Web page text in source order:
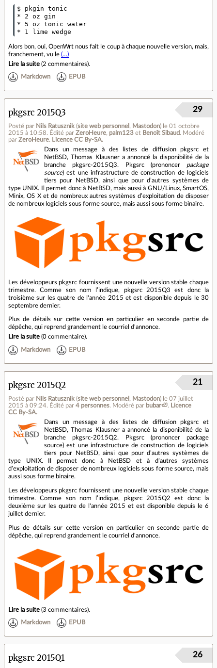
$ pkgin tonic
* 2 oz gin
* 5 oz tonic water
Alors bon, oui, OpenWrt nous fait le coup à chaque nouvelle version, mais,
franchement, vu le (…)
Lire la suite (2 commentaires).
Markdown EPUB
pkgsrc 2015Q3
Posté par Nils Ratusznik (site web personnel , Mastodon) le 01 octobre
2015 à 10:58. Édité par ZeroHeure, palm123 et Benoît Sibaud. Modéré
par ZeroHeure. Licence CC By‑SA.
29
Dans un message à des listes de diffusion pkgsrc et
NetBSD, Thomas Klausner a annoncé la disponibilité de la
branche pkgsrc-2015Q3. Pkgsrc (prononcer package
source) est une infrastructure de construction de logiciels
tiers pour NetBSD, ainsi que pour d’autres systèmes de
type UNIX. Il permet donc à NetBSD, mais aussi à GNU/Linux, SmartOS,
Minix, OS X et de nombreux autres systèmes d’exploitation de disposer
de nombreux logiciels sous forme source, mais aussi sous forme binaire.
Les développeurs pkgsrc fournissent une nouvelle version stable chaque
trimestre. Comme son nom l’indique, pkgsrc 2015Q3 est donc la
troisième sur les quatre de l'année 2015 et est disponible depuis le 30
septembre dernier.
Plus de détails sur cette version en particulier en seconde partie de
dépêche, qui reprend grandement le courriel d'annonce.
Lire la suite (0 commentaire).
Markdown EPUB
pkgsrc 2015Q2
Posté par Nils Ratusznik (site web personnel , Mastodon) le 07 juillet
2015 à 09:24. Édité par 4 personnes. Modéré par bubar🦥. Licence
CC By‑SA.
21
Dans un message à des listes de diffusion pkgsrc et
NetBSD, Thomas Klausner a annoncé la disponibilité de la
branche pkgsrc-2015Q2. Pkgsrc (prononcer package
source) est une infrastructure de construction de logiciels
tiers pour NetBSD, ainsi que pour d’autres systèmes de
type UNIX. Il permet donc à NetBSD et à d’autres systèmes
d’exploitation de disposer de nombreux logiciels sous forme source, mais
aussi sous forme binaire.
Les développeurs pkgsrc fournissent une nouvelle version stable chaque
trimestre. Comme son nom l’indique, pkgsrc 2015Q2 est donc la
deuxième sur les quatre de l'année 2015 et est disponible depuis le 6
juillet dernier.
Plus de détails sur cette version en particulier en seconde partie de
dépêche, qui reprend grandement le courriel d'annonce.
Lire la suite (3 commentaires).
Markdown EPUB
pkgsrc 2015Q1 26